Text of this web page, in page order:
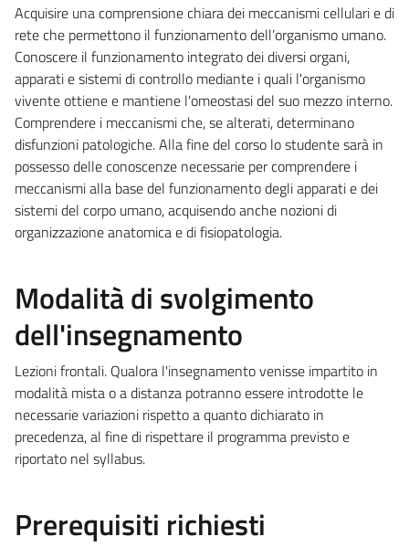
Acquisire una comprensione chiara dei meccanismi cellulari e di
rete che permettono il funzionamento dell’organismo umano.
Conoscere il funzionamento integrato dei diversi organi,
apparati e sistemi di controllo mediante i quali l'organismo
vivente ottiene e mantiene l'omeostasi del suo mezzo interno.
Comprendere i meccanismi che, se alterati, determinano
disfunzioni patologiche. Alla fine del corso lo studente sarà in
possesso delle conoscenze necessarie per comprendere i
meccanismi alla base del funzionamento degli apparati e dei
sistemi del corpo umano, acquisendo anche nozioni di
organizzazione anatomica e di fisiopatologia.
Modalità di svolgimento
dell'insegnamento
Lezioni frontali. Qualora l'insegnamento venisse impartito in
modalità mista o a distanza potranno essere introdotte le
necessarie variazioni rispetto a quanto dichiarato in
precedenza, al fine di rispettare il programma previsto e
riportato nel syllabus.
Prerequisiti richiesti